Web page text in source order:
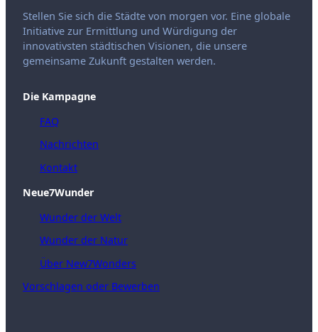
Stellen Sie sich die Städte von morgen vor. Eine globale
Initiative zur Ermittlung und Würdigung der
innovativsten städtischen Visionen, die unsere
gemeinsame Zukunft gestalten werden.
Die Kampagne
FAQ
Nachrichten
Kontakt
Neue7Wunder
Wunder der Welt
Wunder der Natur
Über New7Wonders
Vorschlagen oder Bewerben